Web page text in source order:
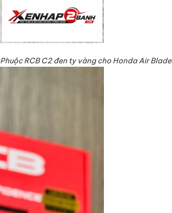
Phuộc RCB C2 đen ty vàng cho Honda Air Blade